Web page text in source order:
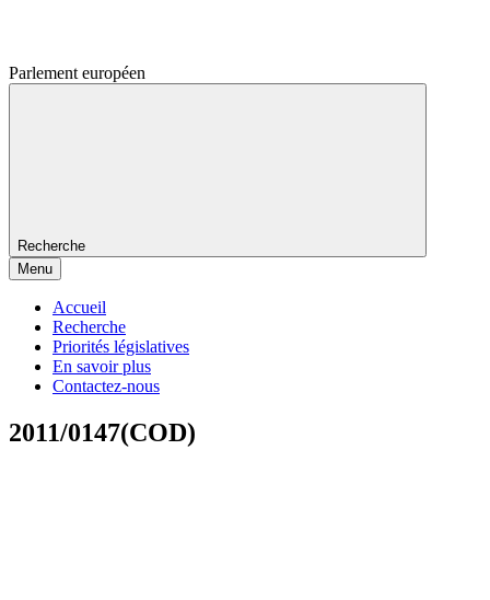
Parlement européen
Recherche
Menu
Accueil
Recherche
Priorités législatives
En savoir plus
Contactez-nous
2011/0147(COD)